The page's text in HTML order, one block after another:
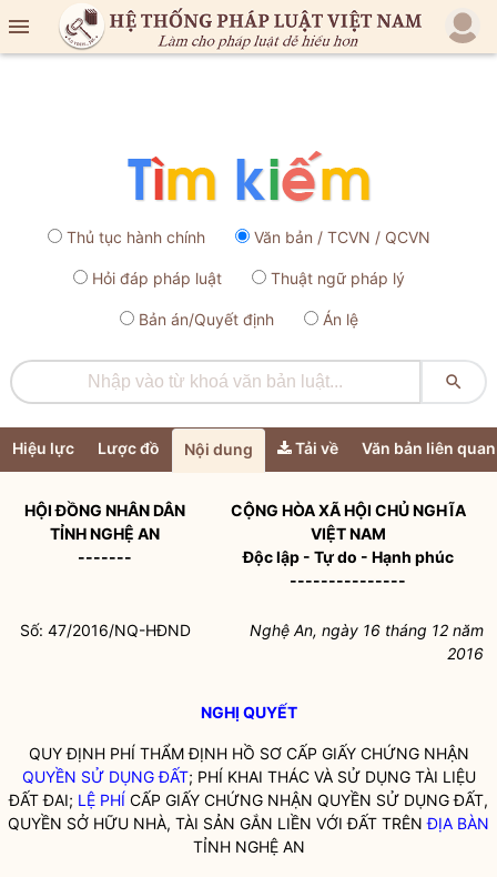

Thủ tục hành chính Văn bản / TCVN / QCVN
Hỏi đáp pháp luật Thuật ngữ pháp lý
Bản án/Quyết định Án lệ

Hiệu lực Lược đồ Nội dung Tải về Văn bản liên quan
HỘI ĐỒNG NHÂN DÂN
TỈNH NGHỆ AN
-------
CỘNG HÒA XÃ HỘI CHỦ NGHĨA
VIỆT NAM
Độc lập - Tự do - Hạnh phúc
---------------
Số: 47/2016/NQ-HĐND Nghệ An, ngày 16tháng 12năm
2016
NGHỊ QUYẾT
QUY ĐỊNH PHÍ THẨM ĐỊNH HỒ SƠ CẤP GIẤY CHỨNG NHẬN
QUYỀN SỬ DỤNG ĐẤT; PHÍ KHAI THÁC VÀ SỬ DỤNG TÀI LIỆU
ĐẤT ĐAI; LỆ PHÍ CẤP GIẤY CHỨNG NHẬN QUYỀN SỬ DỤNG ĐẤT,
QUYỀN SỞ HỮU NHÀ, TÀI SẢN GẮN LIỀN VỚI ĐẤT TRÊNĐỊA BÀN
TỈNH NGHỆ AN